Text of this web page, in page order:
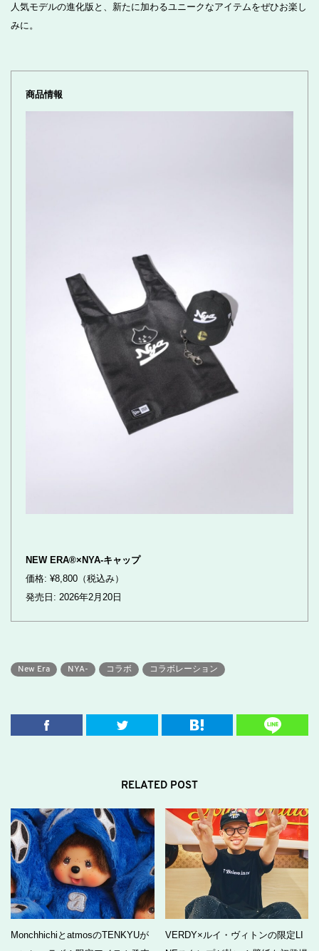
人気モデルの進化版と、新たに加わるユニークなアイテムをぜひお楽し
みに。
商品情報
NEW ERA®×NYA-キャップ
価格: ¥8,800（税込み）
発売日: 2026年2月20日
New Era NYA- コラボ コラボレーション
RELATED POST
MonchhichiとatmosのTENKYUが
VERDY×ルイ・ヴィトンの限定LI